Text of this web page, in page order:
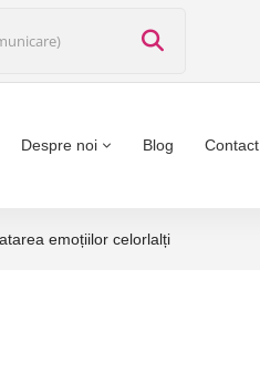
Despre noi Blog Contact
emoțiilor celorlalți